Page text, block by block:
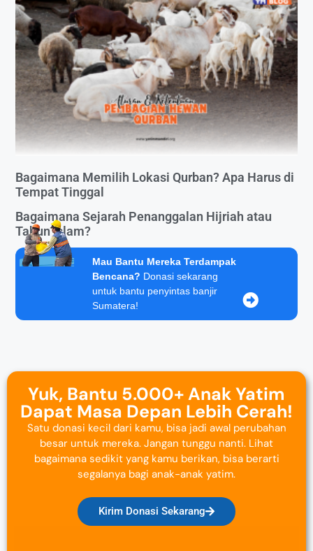
Bagaimana Memilih Lokasi Qurban? Apa Harus di
Tempat Tinggal
Bagaimana Sejarah Penanggalan Hijriah atau
Tahun Islam?
Mau Bantu Mereka Terdampak
Bencana? Donasi sekarang
untuk bantu penyintas banjir
Sumatera!
Yuk, Bantu 5.000+ Anak Yatim
Dapat Masa Depan Lebih Cerah!
Satu donasi kecil dari kamu, bisa jadi awal perubahan
besar untuk mereka. Jangan tunggu nanti. Lihat
bagaimana sedikit yang kamu berikan, bisa berarti
segalanya bagi anak-anak yatim.
Kirim Donasi Sekarang